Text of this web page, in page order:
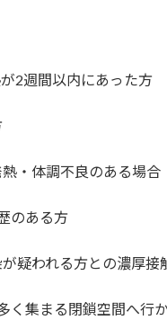
2週間以内にあった方
・体調不良のある場合
のある方
疑われる方との濃厚接
く集まる閉鎖空間へ行